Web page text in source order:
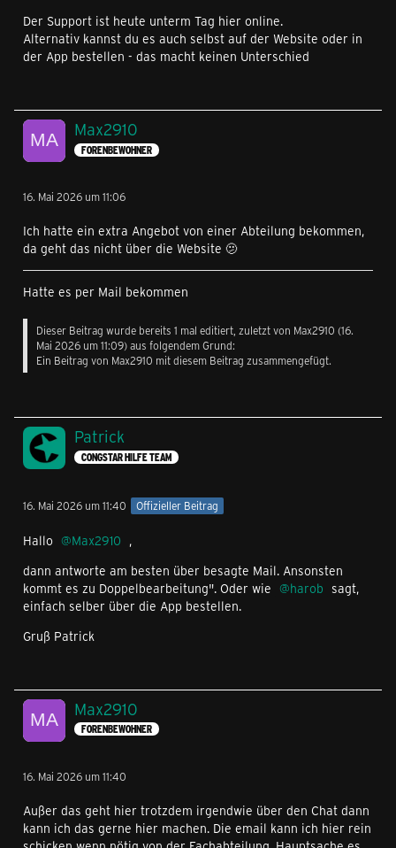
Der Support ist heute unterm Tag hier online.
Alternativ kannst du es auch selbst auf der Website oder in
der App bestellen - das macht keinen Unterschied
Max2910
FORENBEWOHNER
16. Mai 2026 um 11:06
Ich hatte ein extra Angebot von einer Abteilung bekommen,
da geht das nicht über die Website 🫤
Hatte es per Mail bekommen
Dieser Beitrag wurde bereits 1 mal editiert, zuletzt von Max2910 (16.
Mai 2026 um 11:09) aus folgendem Grund:
Ein Beitrag von Max2910 mit diesem Beitrag zusammengefügt.
Patrick
CONGSTAR HILFE TEAM
16. Mai 2026 um 11:40 Offizieller Beitrag
Hallo Max2910 ,
dann antworte am besten über besagte Mail. Ansonsten
kommt es zu Doppelbearbeitung". Oder wie
harob sagt,
einfach selber über die App bestellen.
Gruß Patrick
Max2910
FORENBEWOHNER
16. Mai 2026 um 11:40
Außer das geht hier trotzdem irgendwie über den Chat dann
kann ich das gerne hier machen. Die email kann ich hier rein